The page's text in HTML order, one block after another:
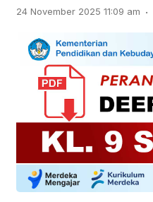
24 November 2025 11:09 am .